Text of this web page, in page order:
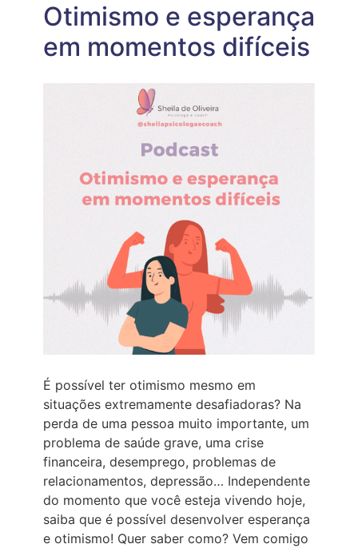
Otimismo e esperança
em momentos difíceis
É possível ter otimismo mesmo em
situações extremamente desafiadoras? Na
perda de uma pessoa muito importante, um
problema de saúde grave, uma crise
financeira, desemprego, problemas de
relacionamentos, depressão… Independente
do momento que você esteja vivendo hoje,
saiba que é possível desenvolver esperança
e otimismo! Quer saber como? Vem comigo